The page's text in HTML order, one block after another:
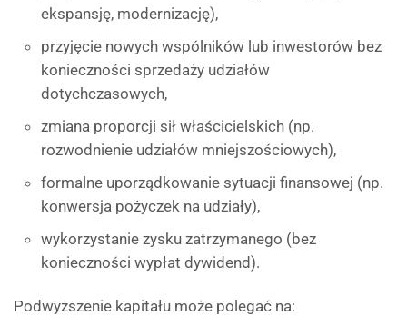
ekspansję, modernizację),
przyjęcie nowych wspólników lub inwestorów bez
konieczności sprzedaży udziałów
dotychczasowych,
zmiana proporcji sił właścicielskich (np.
rozwodnienie udziałów mniejszościowych),
formalne uporządkowanie sytuacji finansowej (np.
konwersja pożyczek na udziały),
wykorzystanie zysku zatrzymanego (bez
konieczności wypłat dywidend).
Podwyższenie kapitału może polegać na: